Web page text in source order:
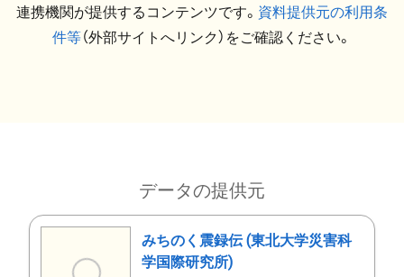
連携機関が提供するコンテンツです。 資料提供元の利用条
件等（外部サイトへリンク）をご確認ください。
データの提供元
みちのく震録伝 (東北大学災害科
学国際研究所)